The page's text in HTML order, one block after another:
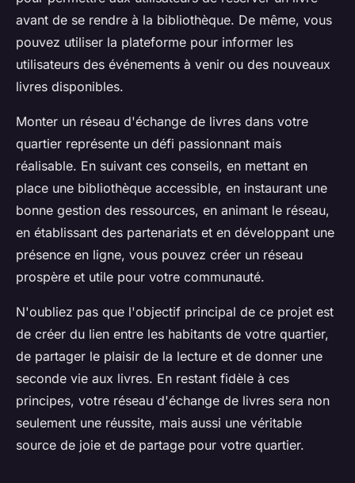
avant de se rendre à la bibliothèque. De même, vous
pouvez utiliser la plateforme pour informer les
utilisateurs des événements à venir ou des nouveaux
livres disponibles.
Monter un réseau d'échange de livres dans votre
quartier représente un défi passionnant mais
réalisable. En suivant ces conseils, en mettant en
place une bibliothèque accessible, en instaurant une
bonne gestion des ressources, en animant le réseau,
en établissant des partenariats et en développant une
présence en ligne, vous pouvez créer un réseau
prospère et utile pour votre communauté.
N'oubliez pas que l'objectif principal de ce projet est
de créer du lien entre les habitants de votre quartier,
de partager le plaisir de la lecture et de donner une
seconde vie aux livres. En restant fidèle à ces
principes, votre réseau d'échange de livres sera non
seulement une réussite, mais aussi une véritable
source de joie et de partage pour votre quartier.